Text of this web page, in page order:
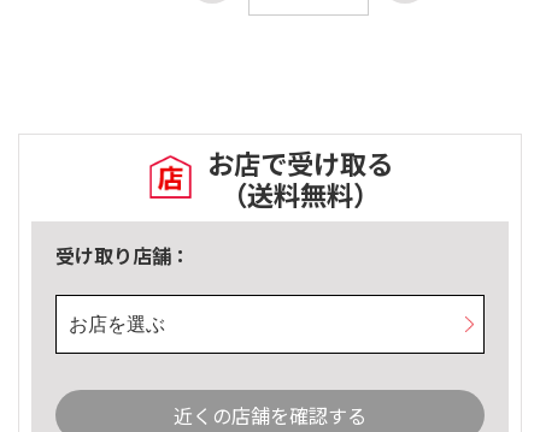
お店で受け取る
（送料無料）
受け取り店舗：
お店を選ぶ
近くの店舗を確認する